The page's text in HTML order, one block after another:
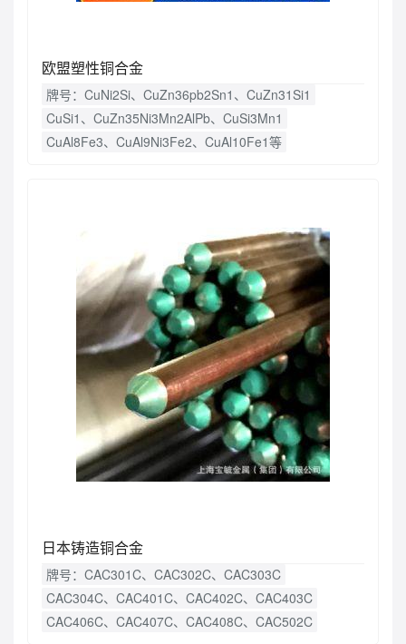
欧盟塑性铜合金
牌号：CuNi2Si、CuZn36pb2Sn1、CuZn31Si1
CuSi1、CuZn35Ni3Mn2AlPb、CuSi3Mn1
CuAl8Fe3、CuAl9Ni3Fe2、CuAl10Fe1等
日本铸造铜合金
牌号：CAC301C、CAC302C、CAC303C
CAC304C、CAC401C、CAC402C、CAC403C
CAC406C、CAC407C、CAC408C、CAC502C